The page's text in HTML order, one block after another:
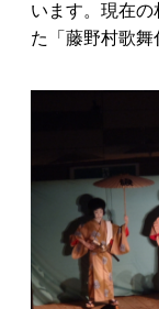
います。現在
た「藤野村歌舞